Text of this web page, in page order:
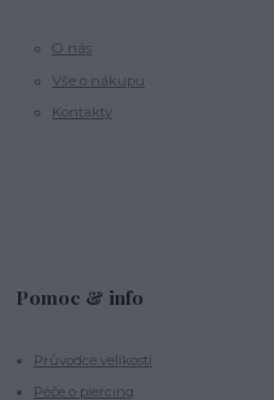
O nás
Vše o nákupu
Kontakty
Pomoc & info
Průvodce velikostí
Péče o piercing